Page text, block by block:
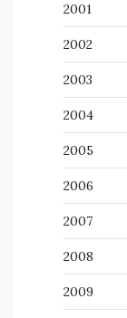
2001
2002
2003
2004
2005
2006
2007
2008
2009